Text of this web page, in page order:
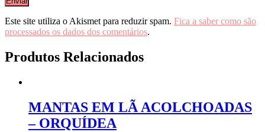
Este site utiliza o Akismet para reduzir spam. Fica a saber como são
processados os dados dos comentários.
Produtos Relacionados
MANTAS EM LÃ ACOLCHOADAS
– ORQUÍDEA